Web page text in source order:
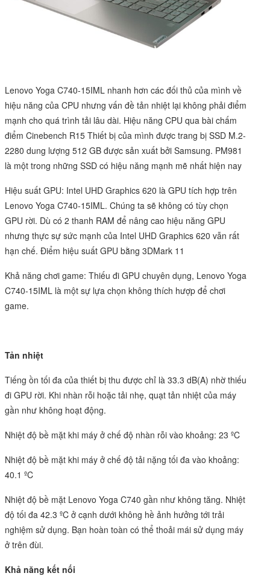
Lenovo Yoga C740-15IML nhanh hơn các đối thủ của mình về
hiệu năng của CPU nhưng vấn đề tản nhiệt lại không phải điểm
mạnh cho quá trình tải lâu dài. Hiệu năng CPU qua bài chấm
điểm Cinebench R15 Thiết bị của mình được trang bị SSD M.2-
2280 dung lượng 512 GB được sản xuất bởi Samsung. PM981
là một trong những SSD có hiệu năng mạnh mẽ nhất hiện nay
Hiệu suất GPU: Intel UHD Graphics 620 là GPU tích hợp trên
Lenovo Yoga C740-15IML. Chúng ta sẽ không có tùy chọn
GPU rời. Dù có 2 thanh RAM để nâng cao hiệu năng GPU
nhưng thực sự sức mạnh của Intel UHD Graphics 620 vẫn rất
hạn chế. Điểm hiệu suất GPU bằng 3DMark 11
Khả năng chơi game: Thiếu đi GPU chuyên dụng, Lenovo Yoga
C740-15IML là một sự lựa chọn không thích hượp để chơi
game.
Tản nhiệt
Tiếng ồn tối đa của thiết bị thu được chỉ là 33.3 dB(A) nhờ thiếu
đi GPU rời. Khi nhàn rỗi hoặc tải nhẹ, quạt tản nhiệt của máy
gần như không hoạt động.
Nhiệt độ bề mặt khi máy ở chế độ nhàn rỗi vào khoảng: 23 ºC
Nhiệt độ bề mặt khi máy ở chế độ tải nặng tối đa vào khoảng:
40.1 ºC
Nhiệt độ bề mặt Lenovo Yoga C740 gần như không tăng. Nhiệt
độ tối đa 42.3 ºC ở cạnh dưới không hề ảnh hưởng tới trải
nghiệm sử dụng. Bạn hoàn toàn có thể thoải mái sử dụng máy
ở trên đùi.
Khả năng kết nối